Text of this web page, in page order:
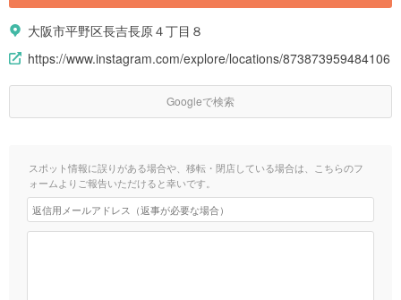
大阪市平野区長吉長原４丁目８
https://www.instagram.com/explore/locations/873873959484106
Googleで検索
スポット情報に誤りがある場合や、移転・閉店している場合は、こちらのフ
ォームよりご報告いただけると幸いです。